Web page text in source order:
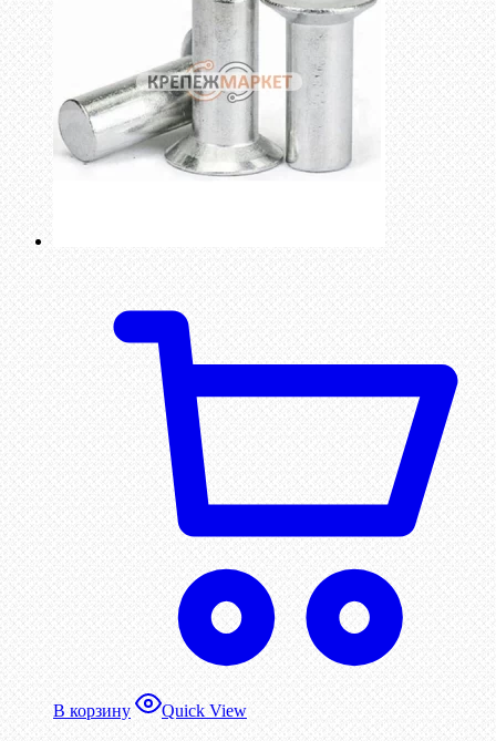
В корзину Quick View